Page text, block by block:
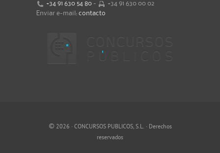
+34 91 630 54 80 -
+34 91 630 00 02
Enviar e-mail: contacto
© 2026 · CONCURSOS PUBLICOS, S.L. · Derechos
reservados